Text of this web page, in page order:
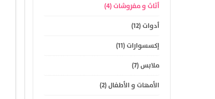
أثاث و مفروشات (4)
أدوات (12)
إكسسوارات (11)
ملابس (7)
الأمهات و الأطفال (2)